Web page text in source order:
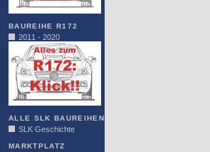
BAUREIHE R172
2011 - 2020
ALLE SLK BAUREIHEN
SLK Geschichte
MARKTPLATZ